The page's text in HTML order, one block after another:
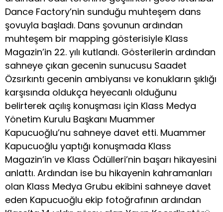
Dance Factory’nin sunduğu muhteşem dans
şovuyla başladı. Dans şovunun ardından
muhteşem bir mapping gösterisiyle Klass
Magazin’in 22. yılı kutlandı. Gösterilerin ardından
sahneye çıkan gecenin sunucusu Saadet
Özsırkıntı gecenin ambiyansı ve konukların şıklığı
karşısında oldukça heyecanlı olduğunu
belirterek açılış konuşması için Klass Medya
Yönetim Kurulu Başkanı Muammer
Kapucuoğlu’nu sahneye davet etti. Muammer
Kapucuoğlu yaptığı konuşmada Klass
Magazin’in ve Klass Ödülleri’nin başarı hikayesini
anlattı. Ardından ise bu hikayenin kahramanları
olan Klass Medya Grubu ekibini sahneye davet
eden Kapucuoğlu ekip fotoğrafının ardından